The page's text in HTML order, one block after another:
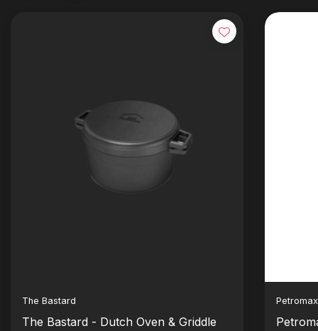
The Bastard
The Bastard - Dutch Oven & Griddle
Petromax